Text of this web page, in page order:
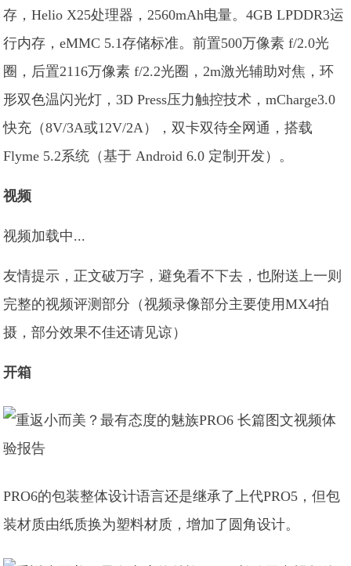
存，Helio X25处理器，2560mAh电量。4GB LPDDR3运
行内存，eMMC 5.1存储标准。前置500万像素 f/2.0光
圈，后置2116万像素 f/2.2光圈，2m激光辅助对焦，环
形双色温闪光灯，3D Press压力触控技术，mCharge3.0
快充（8V/3A或12V/2A），双卡双待全网通，搭载
Flyme 5.2系统（基于 Android 6.0 定制开发）。
视频
视频加载中...
友情提示，正文破万字，避免看不下去，也附送上一则
完整的视频评测部分（视频录像部分主要使用MX4拍
摄，部分效果不佳还请见谅）
开箱
PRO6的包装整体设计语言还是继承了上代PRO5，但包
装材质由纸质换为塑料材质，增加了圆角设计。